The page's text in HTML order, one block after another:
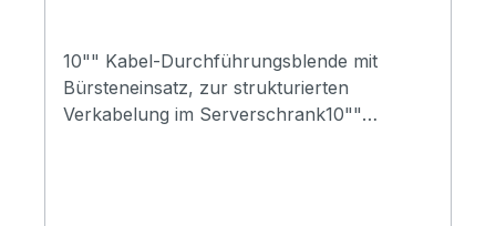
10"" Kabel-Durchführungsblende mit
Bürsteneinsatz, zur strukturierten
Verkabelung im Serverschrank10""